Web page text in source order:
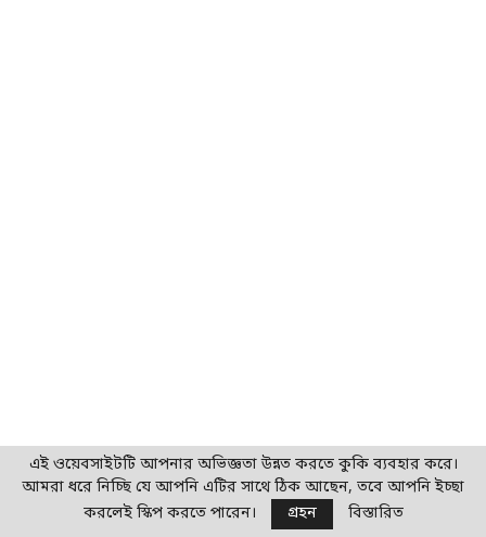
মালিক সম্প্রাদায়ের জানা উচিৎ যে, এ সকল ব্যবসায়ী
সমাজ না থাকলে বাড়ী ও দোকান মূল্যহীন এবং এরা টিকে
না থাকলে ভবিষ্যতে তাদের বাড়ী, দোকান বা মার্কেট ভাড়া
এই ওয়েবসাইটটি আপনার অভিজ্ঞতা উন্নত করতে কুকি ব্যবহার করে।
আমরা ধরে নিচ্ছি যে আপনি এটির সাথে ঠিক আছেন, তবে আপনি ইচ্ছা
করলেই স্কিপ করতে পারেন।
গ্রহন বিস্তারিত